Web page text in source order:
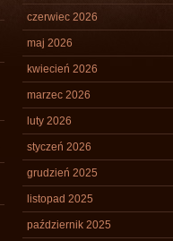
czerwiec 2026
maj 2026
kwiecień 2026
marzec 2026
luty 2026
styczeń 2026
grudzień 2025
listopad 2025
październik 2025